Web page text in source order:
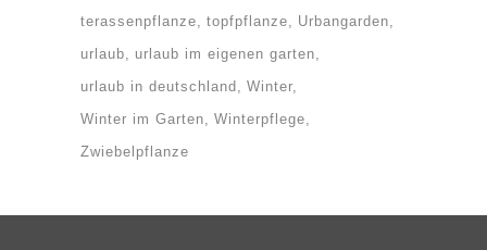
terassenpflanze
topfpflanze
Urbangarden
urlaub
urlaub im eigenen garten
urlaub in deutschland
Winter
Winter im Garten
Winterpflege
Zwiebelpflanze